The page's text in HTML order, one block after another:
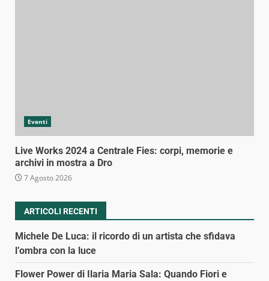
Eventi
Live Works 2024 a Centrale Fies: corpi, memorie e
archivi in mostra a Dro
7 Agosto 2026
ARTICOLI RECENTI
Michele De Luca: il ricordo di un artista che sfidava
l’ombra con la luce
Flower Power di Ilaria Maria Sala: Quando Fiori e